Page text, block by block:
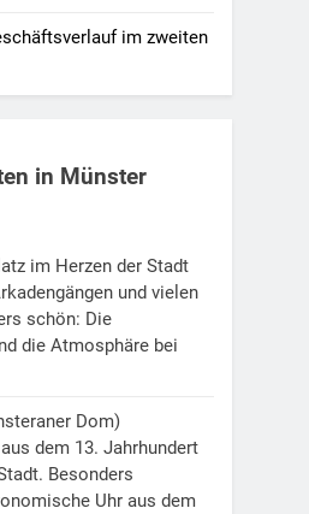
im zweiten
in Münster
im Herzen der Stadt
und vielen
schön: Die
die Atmosphäre bei
Dom)
dem 13. Jahrhundert
Besonders
Uhr aus dem